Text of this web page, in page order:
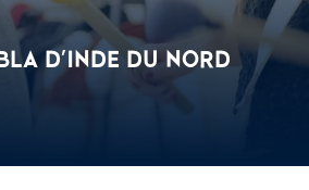
D'INDE DU NORD